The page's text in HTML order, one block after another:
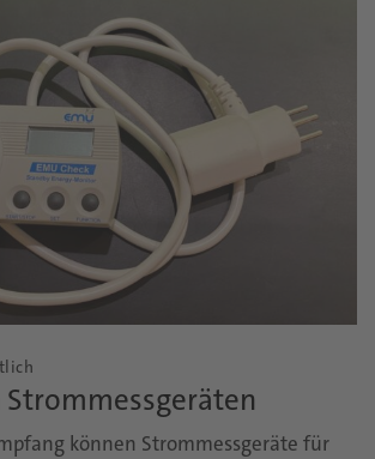
können Strommessgeräte für